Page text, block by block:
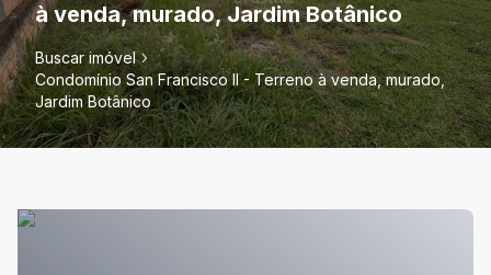
à venda, murado, Jardim Botânico
Buscar imóvel
Condomínio San Francisco II - Terreno à venda, murado,
Jardim Botânico